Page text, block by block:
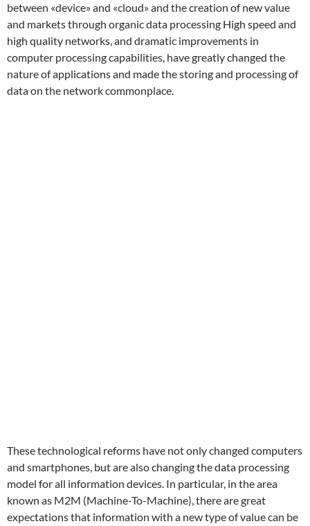
between «device» and «cloud» and the creation of new value
and markets through organic data processing High speed and
high quality networks, and dramatic improvements in
computer processing capabilities, have greatly changed the
nature of applications and made the storing and processing of
data on the network commonplace.
These technological reforms have not only changed computers
and smartphones, but are also changing the data processing
model for all information devices. In particular, in the area
known as M2M (Machine-To-Machine), there are great
expectations that information with a new type of value can be